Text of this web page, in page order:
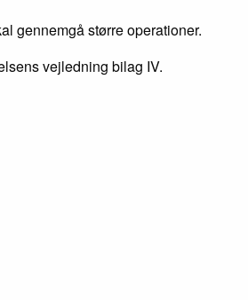
gennemgå større operationer.
vejledning bilag IV.